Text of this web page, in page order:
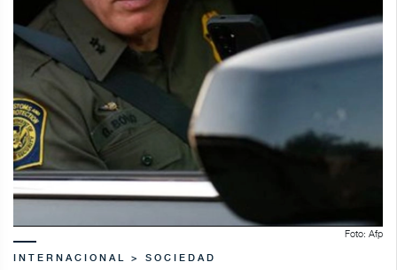
Foto: Afp
INTERNACIONAL > SOCIEDAD